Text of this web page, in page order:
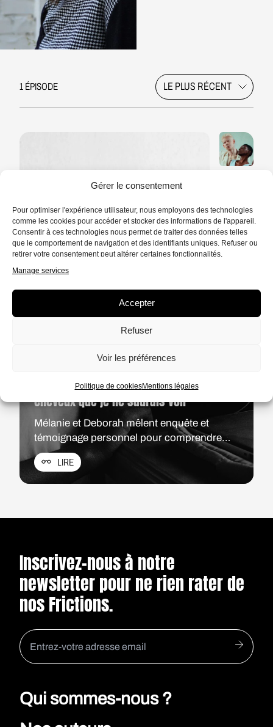
Gérer le consentement
Pour optimiser l'expérience utilisateur, nous employons des technologies
comme les cookies pour accéder et stocker des informations de l'appareil.
Consentir à ces technologies nous permet de traiter des données telles
que le comportement de navigation et des identifiants uniques. Refuser ou
retirer votre consentement peut altérer certaines fonctionnalités.
Manage services
Accepter
Refuser
Voir les préférences
Politique de cookiesMentions légales
1 ÉPISODE
Crépus, frisés, bouclés : cachez ces
cheveux que je ne saurais voir
Mélanie et Deborah mêlent enquête et
témoignage personnel pour comprendre
comment le racisme est ancré jusque dans
la nature de nos cheveux.
LIRE
Inscrivez-nous à notre
newsletter pour ne rien rater de
nos Frictions.
Qui sommes-nous ?